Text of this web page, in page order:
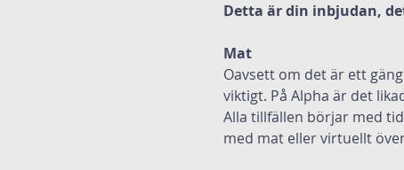
Detta är din inbjudan,
Mat
Oavsett om det är ett
viktigt. På Alpha är det
Alla tillfällen börjar med
med mat eller virtuellt